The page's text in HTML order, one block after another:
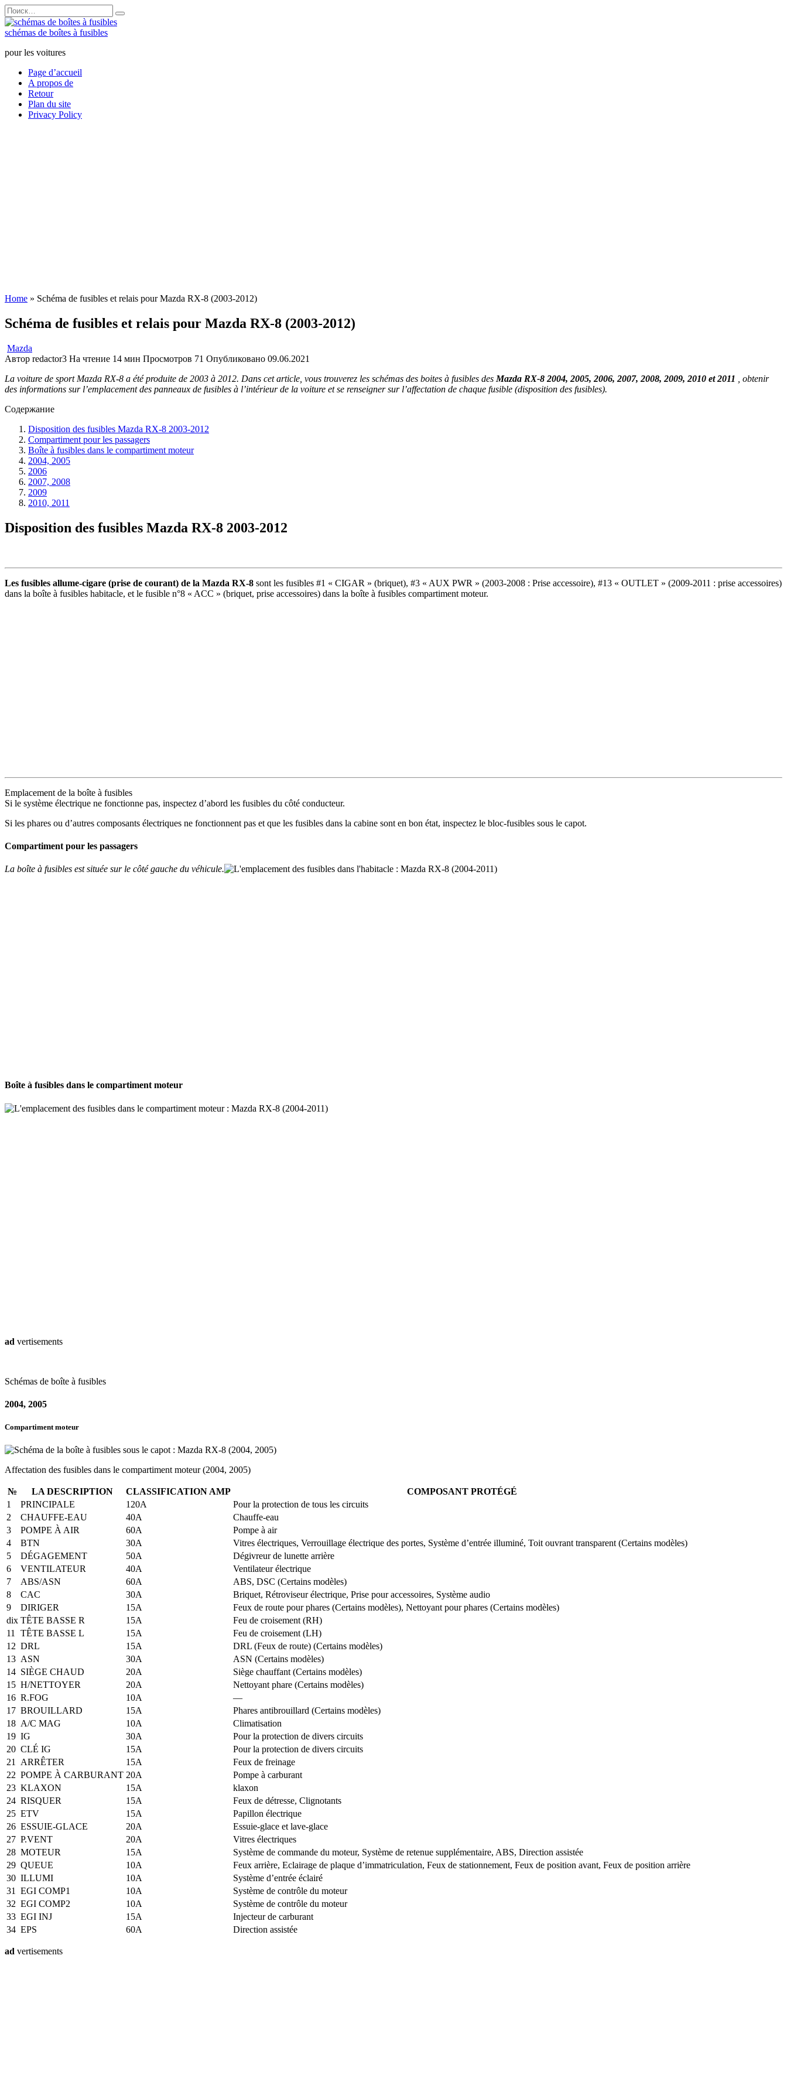
Перейти
к
содержанию
Search
for:
schémas de boîtes à fusibles
pour les voitures
Page d’accueil
A propos de
Retour
Plan du site
Privacy Policy
Home » Schéma de fusibles et relais pour Mazda RX-8 (2003-2012)
Schéma de fusibles et relais pour Mazda RX-8 (2003-2012)
Mazda
Автор redactor3 На чтение 14 мин Просмотров 71 Опубликовано 09.06.2021
La voiture de sport Mazda RX-8 a été produite de 2003 à 2012. Dans cet article, vous trouverez les schémas des boites à fusibles des Mazda RX-8 2004, 2005, 2006, 2007, 2008, 2009, 2010 et 2011 , obtenir
des informations sur l’emplacement des panneaux de fusibles à l’intérieur de la voiture et se renseigner sur l’affectation de chaque fusible (disposition des fusibles).
Содержание
Disposition des fusibles Mazda RX-8 2003-2012
Compartiment pour les passagers
Boîte à fusibles dans le compartiment moteur
2004, 2005
2006
2007, 2008
2009
2010, 2011
Disposition des fusibles Mazda RX-8 2003-2012
Les fusibles allume-cigare (prise de courant) de la Mazda RX-8 sont les fusibles #1 « CIGAR » (briquet), #3 « AUX PWR » (2003-2008 : Prise accessoire), #13 « OUTLET » (2009-2011 : prise accessoires)
dans la boîte à fusibles habitacle, et le fusible n°8 « ACC » (briquet, prise accessoires) dans la boîte à fusibles compartiment moteur.
Emplacement de la boîte à fusibles
Si le système électrique ne fonctionne pas, inspectez d’abord les fusibles du côté conducteur.
Si les phares ou d’autres composants électriques ne fonctionnent pas et que les fusibles dans la cabine sont en bon état, inspectez le bloc-fusibles sous le capot.
Compartiment pour les passagers
La boîte à fusibles est située sur le côté gauche du véhicule.
Boîte à fusibles dans le compartiment moteur
ad vertisements
Schémas de boîte à fusibles
2004, 2005
Compartiment moteur
Affectation des fusibles dans le compartiment moteur (2004, 2005)
№ LA DESCRIPTION CLASSIFICATION AMP
COMPOSANT PROTÉGÉ
1
PRINCIPALE 120A
Pour la protection de tous les circuits
2
CHAUFFE-EAU 40A
Chauffe-eau
3
POMPE À AIR 60A
Pompe à air
4
BTN 30A
Vitres électriques, Verrouillage électrique des portes, Système d’entrée illuminé, Toit ouvrant transparent (Certains modèles)
5
DÉGAGEMENT 50A
Dégivreur de lunette arrière
6
VENTILATEUR 40A
Ventilateur électrique
7
ABS/ASN 60A
ABS, DSC (Certains modèles)
8
CAC 30A
Briquet, Rétroviseur électrique, Prise pour accessoires, Système audio
9
DIRIGER 15A
Feux de route pour phares (Certains modèles), Nettoyant pour phares (Certains modèles)
dix TÊTE BASSE R 15A
Feu de croisement (RH)
11
TÊTE BASSE L 15A
Feu de croisement (LH)
12 DRL 15A
DRL (Feux de route) (Certains modèles)
13 ASN 30A
ASN (Certains modèles)
14 SIÈGE CHAUD 20A
Siège chauffant (Certains modèles)
15 H/NETTOYER 20A
Nettoyant phare (Certains modèles)
16 R.FOG 10A
—
17 BROUILLARD 15A
Phares antibrouillard (Certains modèles)
18 A/C MAG 10A
Climatisation
19 IG 30A
Pour la protection de divers circuits
20 CLÉ IG 15A
Pour la protection de divers circuits
21
ARRÊTER 15A
Feux de freinage
22 POMPE À CARBURANT 20A
Pompe à carburant
23 KLAXON 15A
klaxon
24 RISQUER 15A
Feux de détresse, Clignotants
25 ETV 15A
Papillon électrique
26 ESSUIE-GLACE 20A
Essuie-glace et lave-glace
27 P.VENT 20A
Vitres électriques
28 MOTEUR 15A
Système de commande du moteur, Système de retenue supplémentaire, ABS, Direction assistée
29 QUEUE 10A
Feux arrière, Eclairage de plaque d’immatriculation, Feux de stationnement, Feux de position avant, Feux de position arrière
30 ILLUMI 10A
Système d’entrée éclairé
31
EGI COMP1 10A
Système de contrôle du moteur
32 EGI COMP2 10A
Système de contrôle du moteur
33 EGI INJ 15A
Injecteur de carburant
34 EPS 60A Direction assistée
ad vertisements